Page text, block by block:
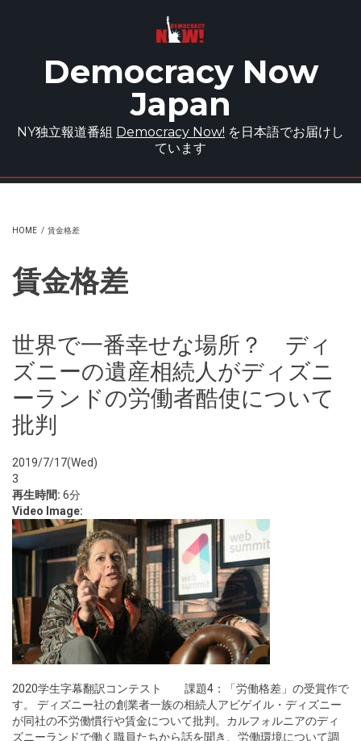
Democracy Now
Japan
NY独立報道番組 Democracy Now! を日本語でお届けし
ています
HOME / 賃金格差
賃金格差
世界で一番幸せな場所？ ディ
ズニーの遺産相続人がディズニ
ーランドの労働者酷使について
批判
2019/7/17(Wed)
3
再生時間: 6分
Video Image:
2020学生字幕翻訳コンテスト 課題4：「労働格差」の受賞作で
す。 ディズニー社の創業者一族の相続人アビゲイル・ディズニー
が同社の不労働慣行や賃金について批判。カルフォルニアのディ
ズニーランドで働く職員たちから話を聞き、労働環境について調